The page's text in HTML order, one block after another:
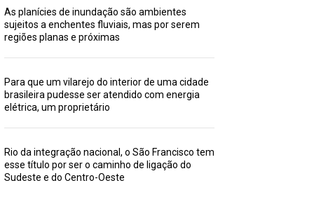
As planícies de inundação são ambientes
sujeitos a enchentes fluviais, mas por serem
regiões planas e próximas
Para que um vilarejo do interior de uma cidade
brasileira pudesse ser atendido com energia
elétrica, um proprietário
Rio da integração nacional, o São Francisco tem
esse título por ser o caminho de ligação do
Sudeste e do Centro-Oeste